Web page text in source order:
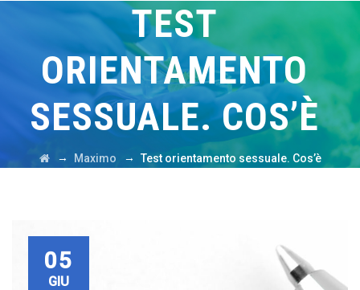
TEST
ORIENTAMENTO
SESSUALE. COS’È
→ Maximo → Test orientamento sessuale. Cos’è
05
GIU